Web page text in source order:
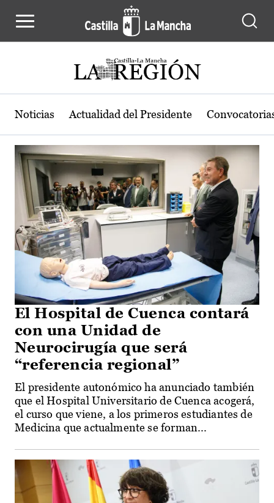
Actualidad de la región de Castilla-
Noticias Actualidad del Presidente
El Hospital de Cuenca contará
con una Unidad de
Neurocirugía que será
“referencia regional”
El presidente autonómico ha anunciado también
que el Hospital Universitario de Cuenca acogerá,
el curso que viene, a los primeros estudiantes de
Medicina que actualmente se forman...